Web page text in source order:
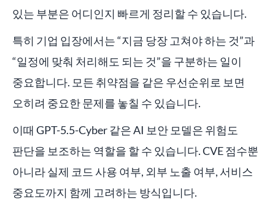
있는 부분은 어디인지 빠르게 정리할 수 있습니다.
특히 기업 입장에서는 “지금 당장 고쳐야 하는 것”과
“일정에 맞춰 처리해도 되는 것”을 구분하는 일이
중요합니다. 모든 취약점을 같은 우선순위로 보면
오히려 중요한 문제를 놓칠 수 있습니다.
이때 GPT-5.5-Cyber 같은 AI 보안 모델은 위험도
판단을 보조하는 역할을 할 수 있습니다. CVE 점수뿐
아니라 실제 코드 사용 여부, 외부 노출 여부, 서비스
중요도까지 함께 고려하는 방식입니다.